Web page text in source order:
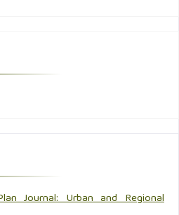
Journal: Urban and Regional